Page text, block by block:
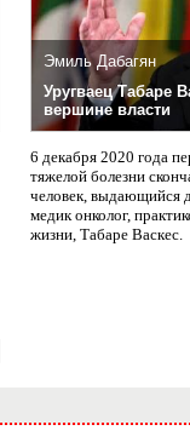
Эмиль Дабагян
Уругваец Табаре
вершине власти
6 декабря 2020 года
тяжелой болезни
человек, выдающийся
медик онколог,
жизни, Табаре Васкес.